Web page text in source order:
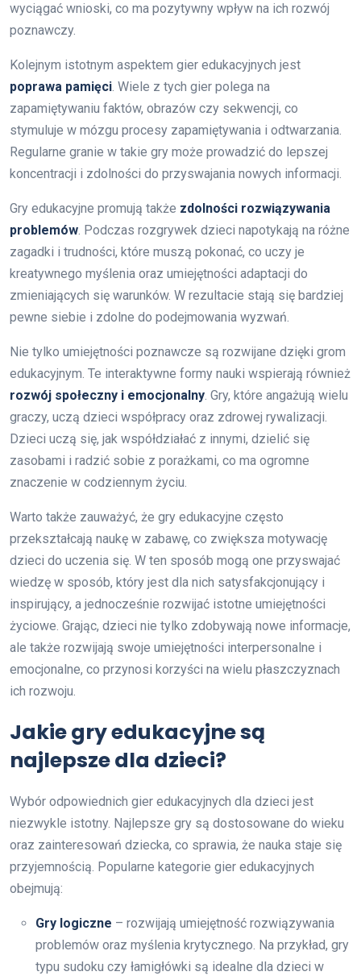
wyciągać wnioski, co ma pozytywny wpływ na ich rozwój
poznawczy.
Kolejnym istotnym aspektem gier edukacyjnych jest
poprawa pamięci. Wiele z tych gier polega na
zapamiętywaniu faktów, obrazów czy sekwencji, co
stymuluje w mózgu procesy zapamiętywania i odtwarzania.
Regularne granie w takie gry może prowadzić do lepszej
koncentracji i zdolności do przyswajania nowych informacji.
Gry edukacyjne promują także zdolności rozwiązywania
problemów. Podczas rozgrywek dzieci napotykają na różne
zagadki i trudności, które muszą pokonać, co uczy je
kreatywnego myślenia oraz umiejętności adaptacji do
zmieniających się warunków. W rezultacie stają się bardziej
pewne siebie i zdolne do podejmowania wyzwań.
Nie tylko umiejętności poznawcze są rozwijane dzięki grom
edukacyjnym. Te interaktywne formy nauki wspierają również
rozwój społeczny i emocjonalny. Gry, które angażują wielu
graczy, uczą dzieci współpracy oraz zdrowej rywalizacji.
Dzieci uczą się, jak współdziałać z innymi, dzielić się
zasobami i radzić sobie z porażkami, co ma ogromne
znaczenie w codziennym życiu.
Warto także zauważyć, że gry edukacyjne często
przekształcają naukę w zabawę, co zwiększa motywację
dzieci do uczenia się. W ten sposób mogą one przyswajać
wiedzę w sposób, który jest dla nich satysfakcjonujący i
inspirujący, a jednocześnie rozwijać istotne umiejętności
życiowe. Grając, dzieci nie tylko zdobywają nowe informacje,
ale także rozwijają swoje umiejętności interpersonalne i
emocjonalne, co przynosi korzyści na wielu płaszczyznach
ich rozwoju.
Jakie gry edukacyjne są
najlepsze dla dzieci?
Wybór odpowiednich gier edukacyjnych dla dzieci jest
niezwykle istotny. Najlepsze gry są dostosowane do wieku
oraz zainteresowań dziecka, co sprawia, że nauka staje się
przyjemnością. Popularne kategorie gier edukacyjnych
obejmują:
Gry logiczne – rozwijają umiejętność rozwiązywania
problemów oraz myślenia krytycznego. Na przykład, gry
typu sudoku czy łamigłówki są idealne dla dzieci w